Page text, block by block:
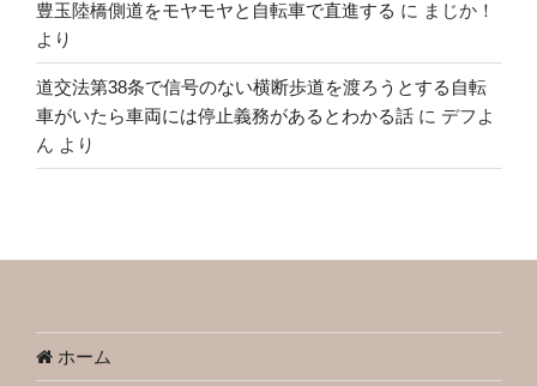
豊玉陸橋側道をモヤモヤと自転車で直進する に まじか！
より
道交法第38条で信号のない横断歩道を渡ろうとする自転
車がいたら車両には停止義務があるとわかる話 に デフよ
ん より
ホーム